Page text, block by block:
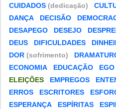
CUIDADOS (dedicação)
DANÇA
DECISÃO
DESAPEGO
DESEJO
DEUS
DIFICULDADES
DOR (sofrimento)
ECONOMIA
EDUCAÇÃO EGO
ELEIÇÕES
EMPREGOS
ERROS
ESCRITORES
ESPERANÇA
ESPÍRITAS